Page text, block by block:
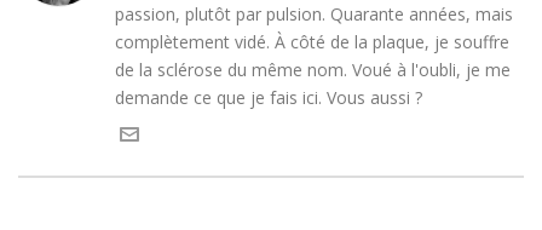
passion, plutôt par pulsion. Quarante années, mais
complètement vidé. À côté de la plaque, je souffre
de la sclérose du même nom. Voué à l'oubli, je me
demande ce que je fais ici. Vous aussi ?